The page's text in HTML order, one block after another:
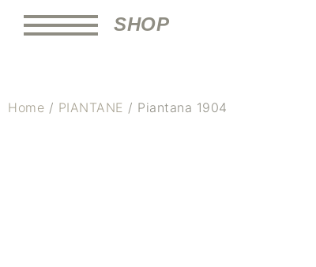
SHOP
Home / PIANTANE / Piantana 1904